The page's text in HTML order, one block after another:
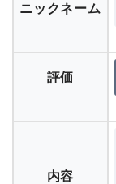
ニックネーム
評価
内容